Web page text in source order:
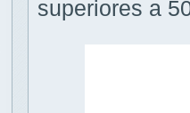
superiores a